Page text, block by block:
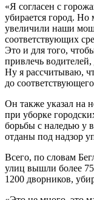
«Я согласен с
убирается город.
увеличили наши
соответствующих
Это и для того,
привлечь
Ну я рассчитываю,
до
Он также указал на
при уборке
борьбы с наледью у
отданы под надзор
Всего, по словам
улиц вышли более
1200 дворников,